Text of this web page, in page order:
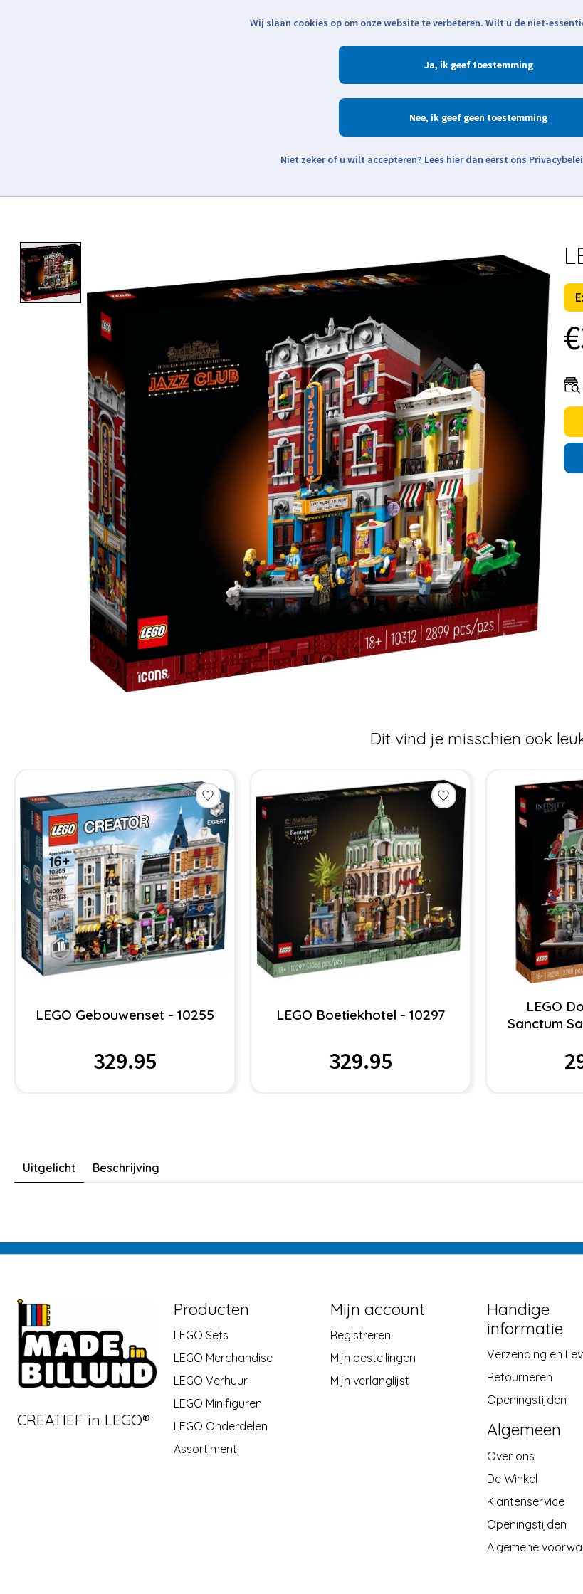
Dit vind je misschien ook
LEGO Gebouwenset - 10255
329.95
LEGO Boetiekhotel - 10297
329.95
LEGO
Sanctum
Uitgelicht Beschrijving
CREATIEF in LEGO®
Producten
LEGO Sets
LEGO Merchandise
LEGO Verhuur
LEGO Minifiguren
LEGO Onderdelen
Assortiment
Mijn account
Registreren
Mijn bestellingen
Mijn verlanglijst
Handige
informatie
Verzending en
Retourneren
Openingstijden
Algemeen
Over ons
De Winkel
Klantenservice
Openingstijden
Algemene
Wij slaan cookies op om onze website te verbeteren. Wilt u de niet-
Ja
Nee